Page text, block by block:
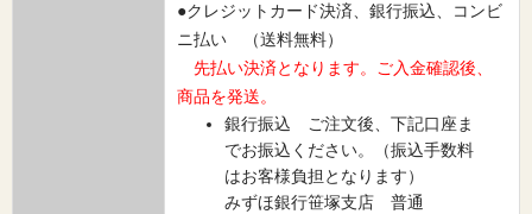
●クレジットカード決済、銀行振込、コンビ
ニ払い （送料無料）
先払い決済となります。ご入金確認後、
商品を発送。
銀行振込 ご注文後、下記口座ま
でお振込ください。（振込手数料
はお客様負担となります）
みずほ銀行笹塚支店 普通